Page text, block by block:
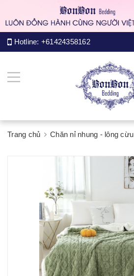
Hotline: +61424358162
Trang chủ Chăn nỉ nhung - lông cừu